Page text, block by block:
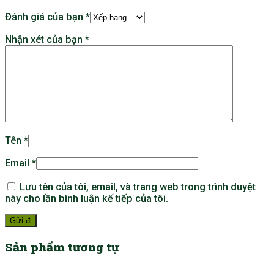
Đánh giá của bạn *
Nhận xét của bạn *
Tên *
Email *
Lưu tên của tôi, email, và trang web trong trình duyệt
này cho lần bình luận kế tiếp của tôi.
Sản phẩm tương tự